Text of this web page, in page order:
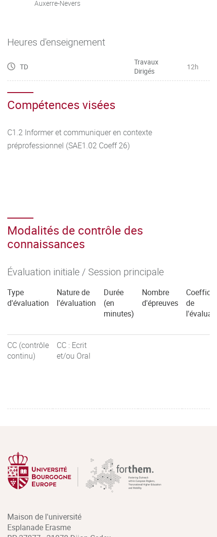
Auxerre-Nevers
Heures d'enseignement
TD
Travaux
Dirigés
12h
Compétences visées
C1.2 Informer et communiquer en contexte
préprofessionnel (SAE1.02 Coeff 26)
Modalités de contrôle des
connaissances
Évaluation initiale / Session principale
Type
d'évaluation
Nature de
l'évaluation
Durée
(en
minutes)
Nombre
d'épreuves
de
CC (contrôle
continu)
CC : Ecrit
et/ou Oral
Maison de l'université
Esplanade Erasme